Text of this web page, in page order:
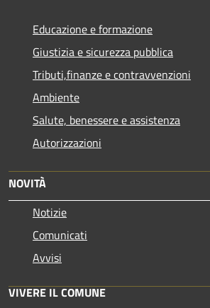
Educazione e formazione
Giustizia e sicurezza pubblica
Tributi,finanze e contravvenzioni
Ambiente
Salute, benessere e assistenza
Autorizzazioni
NOVITÀ
Notizie
Comunicati
Avvisi
VIVERE IL COMUNE